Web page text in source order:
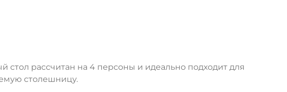
стол рассчитан на 4 персоны и идеально подходит для
столешницу.